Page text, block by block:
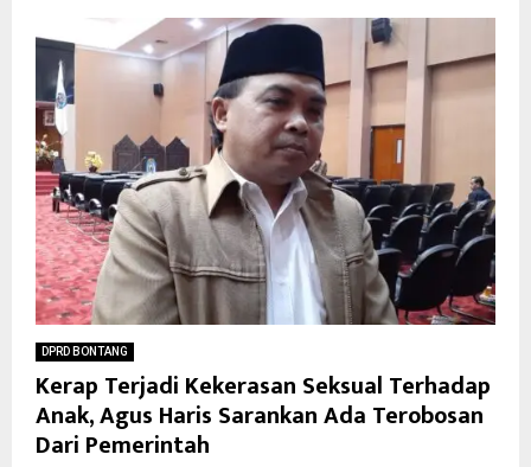
DPRD BONTANG
Kerap Terjadi Kekerasan Seksual Terhadap
Anak, Agus Haris Sarankan Ada Terobosan
Dari Pemerintah